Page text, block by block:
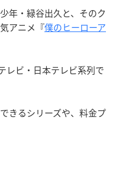
年・緑谷出久と、そのク
アニメ『僕のヒーローア
レビ・日本テレビ系列で
きるシリーズや、料金プ